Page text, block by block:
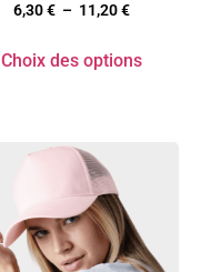
6,30€ – 11,20€
Choix des options